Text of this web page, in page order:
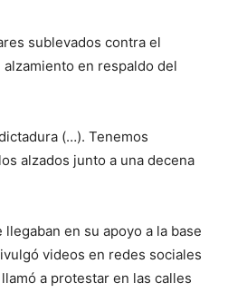
sublevados contra el
en respaldo del
(…). Tenemos
alzados junto a una decena
en su apoyo a la base
videos en redes sociales
a protestar en las calles